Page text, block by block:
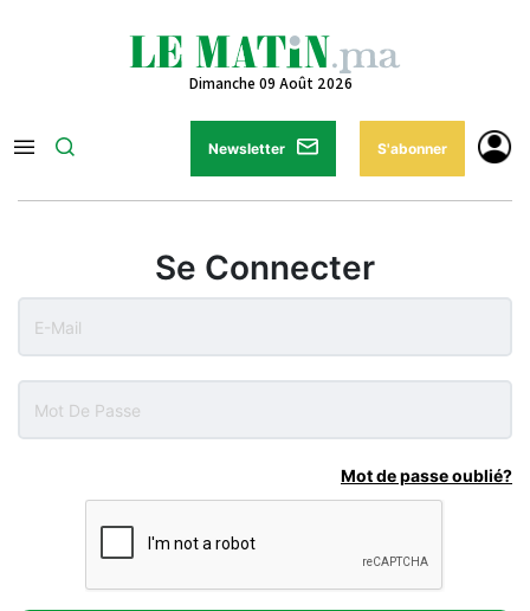
Dimanche 09 Août 2026
Newsletter S'abonner
Se Connecter
Mot de passe oublié?